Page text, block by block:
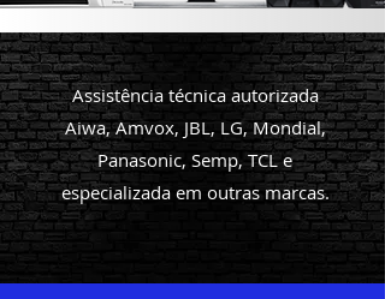
Assistência técnica autorizada
Aiwa, Amvox, JBL, LG, Mondial,
Panasonic, Semp, TCL e
especializada em outras marcas.